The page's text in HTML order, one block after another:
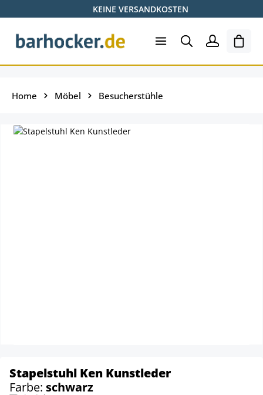
Zum Hauptinhalt springenKEINE VERSANDKOSTEN
Home Möbel Besucherstühle
Stapelstuhl Ken Kunstleder
Farbe: schwarz